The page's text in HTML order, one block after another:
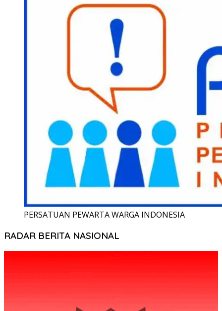
PERSATUAN PEWARTA WARGA INDONESIA
RADAR BERITA NASIONAL